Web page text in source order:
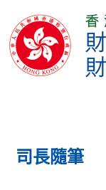
司長隨筆